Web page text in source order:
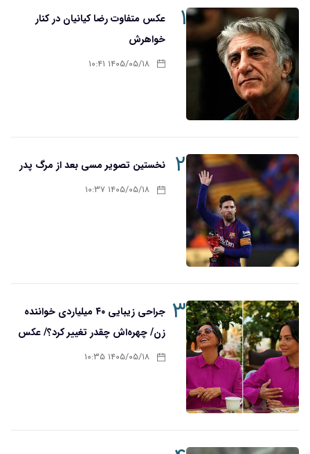
۱
عکس متفاوت رضا کیانیان در کنار
خواهرش
۱۴۰۵/۰۵/۱۸ ۱۰:۴۱
۲ نخستین تصویر مسی بعد از مرگ پدر
۱۴۰۵/۰۵/۱۸ ۱۰:۳۷
۳
جراحی زیبایی ۴۰ میلیاردی خواننده
زن/ چهره‌اش چقدر تغییر کرد؟/ عکس
۱۴۰۵/۰۵/۱۸ ۱۰:۳۵